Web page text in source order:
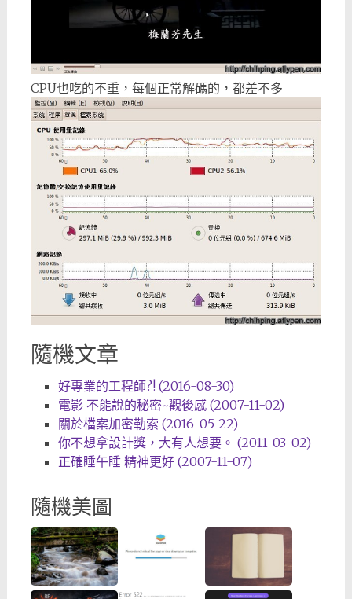
CPU也吃的不重，每個正常解碼的，都差不多
隨機文章
好專業的工程師?! (2016-08-30)
電影 不能說的秘密~觀後感 (2007-11-02)
關於檔案加密勒索 (2016-05-22)
你不想拿設計獎，大有人想要。 (2011-03-02)
正確睡午睡 精神更好 (2007-11-07)
隨機美圖